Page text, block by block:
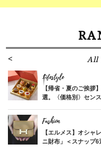
All
Lifestyle
【帰省・夏のご挨拶
選。〈価格別〉セン
Fashion
【エルメス】オシャ
ニ財布」＜スナップ6